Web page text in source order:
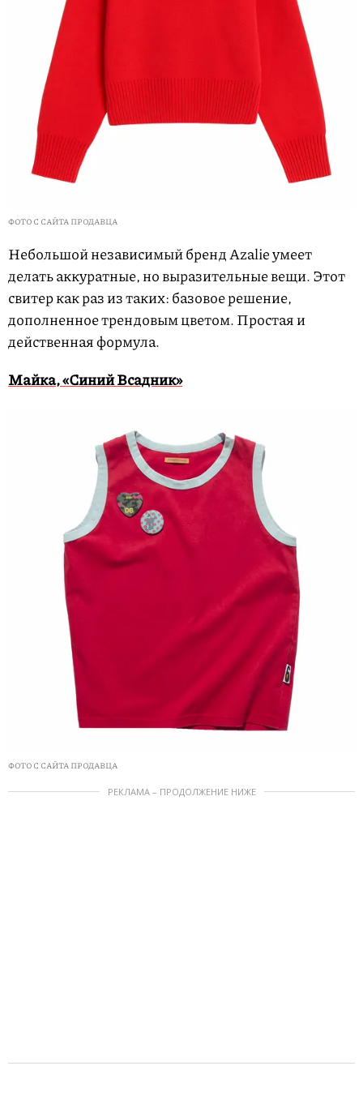
ФОТО С САЙТА ПРОДАВЦА
Небольшой независимый бренд Azalie умеет
делать аккуратные, но выразительные вещи. Этот
свитер как раз из таких: базовое решение,
дополненное трендовым цветом. Простая и
действенная формула.
Майка, «Синий Всадник»
ФОТО С САЙТА ПРОДАВЦА
РЕКЛАМА – ПРОДОЛЖЕНИЕ НИЖЕ